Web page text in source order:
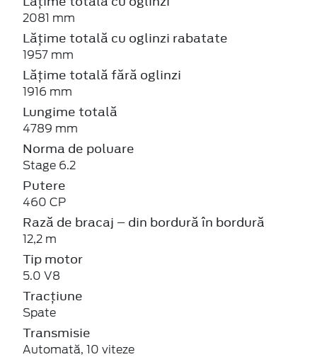
2081 mm
Lățime totală cu oglinzi rabatate
1957 mm
Lățime totală fără oglinzi
1916 mm
Lungime totală
4789 mm
Norma de poluare
Stage 6.2
Putere
460 CP
Rază de bracaj – din bordură în bordură
12,2 m
Tip motor
5.0 V8
Tracțiune
Spate
Transmisie
Automată, 10 viteze